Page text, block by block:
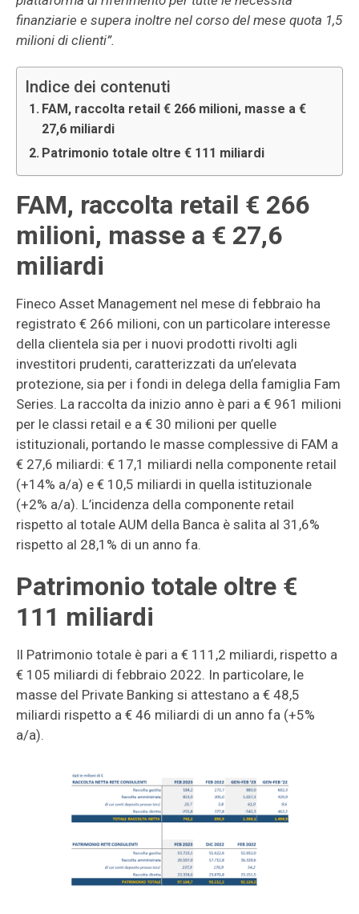
finanziarie e supera inoltre nel corso del mese quota 1,5
milioni di clienti”.
Indice dei contenuti
FAM, raccolta retail € 266 milioni, masse a €
27,6 miliardi
Patrimonio totale oltre € 111 miliardi
FAM, raccolta retail € 266
milioni, masse a € 27,6
miliardi
Fineco Asset Management nel mese di febbraio ha
registrato € 266 milioni, con un particolare interesse
della clientela sia per i nuovi prodotti rivolti agli
investitori prudenti, caratterizzati da un’elevata
protezione, sia per i fondi in delega della famiglia Fam
Series. La raccolta da inizio anno è pari a € 961 milioni
per le classi retail e a € 30 milioni per quelle
istituzionali, portando le masse complessive di FAM a
€ 27,6 miliardi: € 17,1 miliardi nella componente retail
(+14% a/a) e € 10,5 miliardi in quella istituzionale
(+2% a/a). L’incidenza della componente retail
rispetto al totale AUM della Banca è salita al 31,6%
rispetto al 28,1% di un anno fa.
Patrimonio totale oltre €
111 miliardi
Il Patrimonio totale è pari a € 111,2 miliardi, rispetto a
€ 105 miliardi di febbraio 2022. In particolare, le
masse del Private Banking si attestano a € 48,5
miliardi rispetto a € 46 miliardi di un anno fa (+5%
a/a).